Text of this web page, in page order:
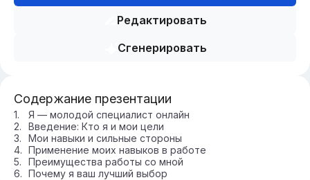
Редактировать
Сгенерировать
Содержание презентации
Я — молодой специалист онлайн
Введение: Кто я и мои цели
Мои навыки и сильные стороны
Применение моих навыков в работе
Преимущества работы со мной
Почему я ваш лучший выбор